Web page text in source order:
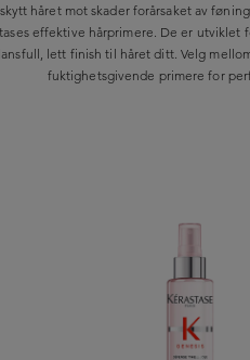
håret mot skader forårsaket av
effektive hårprimere. De er
lett finish til håret ditt. Velg
fuktighetsgivende primere for